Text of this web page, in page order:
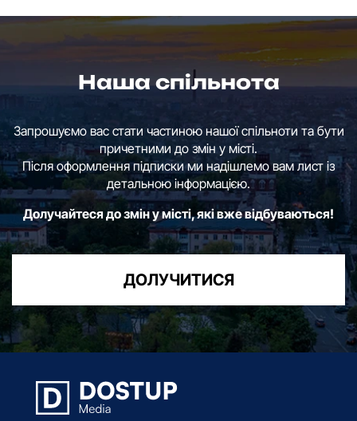
Наша спільнота
Запрошуємо вас стати частиною нашої спільноти та бути
причетними до змін у місті.
Після оформлення підписки ми надішлемо вам лист із
детальною інформацією.
Долучайтеся до змін у місті, які вже відбуваються!
ДОЛУЧИТИСЯ